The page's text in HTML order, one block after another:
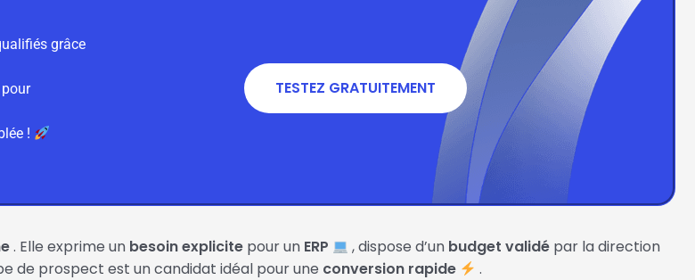
grâce
!
TESTEZ GRATUITEMENT
. Elle exprime un besoin explicite pour un ERP , dispose d’un budget validé par la direction
de prospect est un candidat idéal pour une conversion rapide .